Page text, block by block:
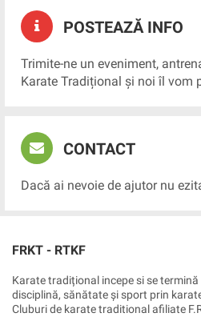
POSTEAZĂ INFO
Trimite-ne un eveniment,
Karate Tradițional și noi îl vom
CONTACT
Dacă ai nevoie de ajutor nu
FRKT - RTKF
Karate tradițional incepe si se
disciplină, sănătate și sport prin
Cluburi de karate traditional afiliate